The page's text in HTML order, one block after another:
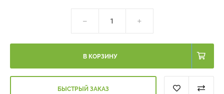
В КОРЗИНУ
БЫСТРЫЙ ЗАКАЗ